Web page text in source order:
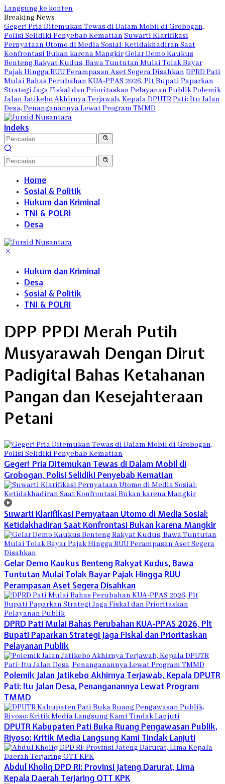
Langsung ke konten
Breaking News
Geger! Pria Ditemukan Tewas di Dalam Mobil di Grobogan,
Polisi Selidiki Penyebab Kematian Suwarti Klarifikasi
Pernyataan Utomo di Media Sosial: Ketidakhadiran Saat
Konfrontasi Bukan karena MangkirGelar Demo Kaukus
Benteng Rakyat Kudus, Bawa Tuntutan Mulai Tolak Bayar
Pajak Hingga RUU Perampasan Aset Segera Disahkan DPRD Pati
Mulai Bahas Perubahan KUA-PPAS 2026, Plt Bupati Paparkan
Strategi Jaga Fiskal dan Prioritaskan Pelayanan PublikPolemik
Jalan Jatikebo Akhirnya Terjawab, Kepala DPUTR Pati: Itu Jalan
Desa, Penanganannya Lewat Program TMMD
Indeks
Home
Sosial & Politik
Hukum dan Kriminal
TNI & POLRI
Desa
Hukum dan Kriminal
Desa
Sosial & Politik
TNI & POLRI
DPP PPDI Merah Putih
Musyarawah Dengan Dirut
Padigital Bahas Ketahanan
Pangan dan Kesejahteraan
Petani
Geger! Pria Ditemukan Tewas di Dalam Mobil di
Grobogan, Polisi Selidiki Penyebab Kematian
Suwarti Klarifikasi Pernyataan Utomo di Media Sosial:
Ketidakhadiran Saat Konfrontasi Bukan karena Mangkir
Gelar Demo Kaukus Benteng Rakyat Kudus, Bawa
Tuntutan Mulai Tolak Bayar Pajak Hingga RUU
Perampasan Aset Segera Disahkan
DPRD Pati Mulai Bahas Perubahan KUA-PPAS 2026, Plt
Bupati Paparkan Strategi Jaga Fiskal dan Prioritaskan
Pelayanan Publik
Polemik Jalan Jatikebo Akhirnya Terjawab, Kepala DPUTR
Pati: Itu Jalan Desa, Penanganannya Lewat Program
TMMD
DPUTR Kabupaten Pati Buka Ruang Pengawasan Publik,
Riyoso: Kritik Media Langsung Kami Tindak Lanjuti
Abdul Kholiq DPD RI: Provinsi Jateng Darurat, Lima
Kepala Daerah Terjaring OTT KPK